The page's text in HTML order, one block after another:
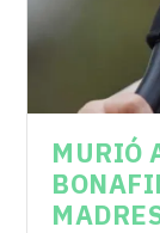
MURIÓ